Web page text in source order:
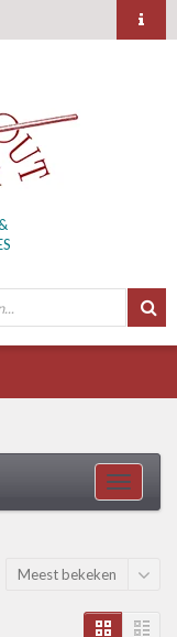
Meest bekeken